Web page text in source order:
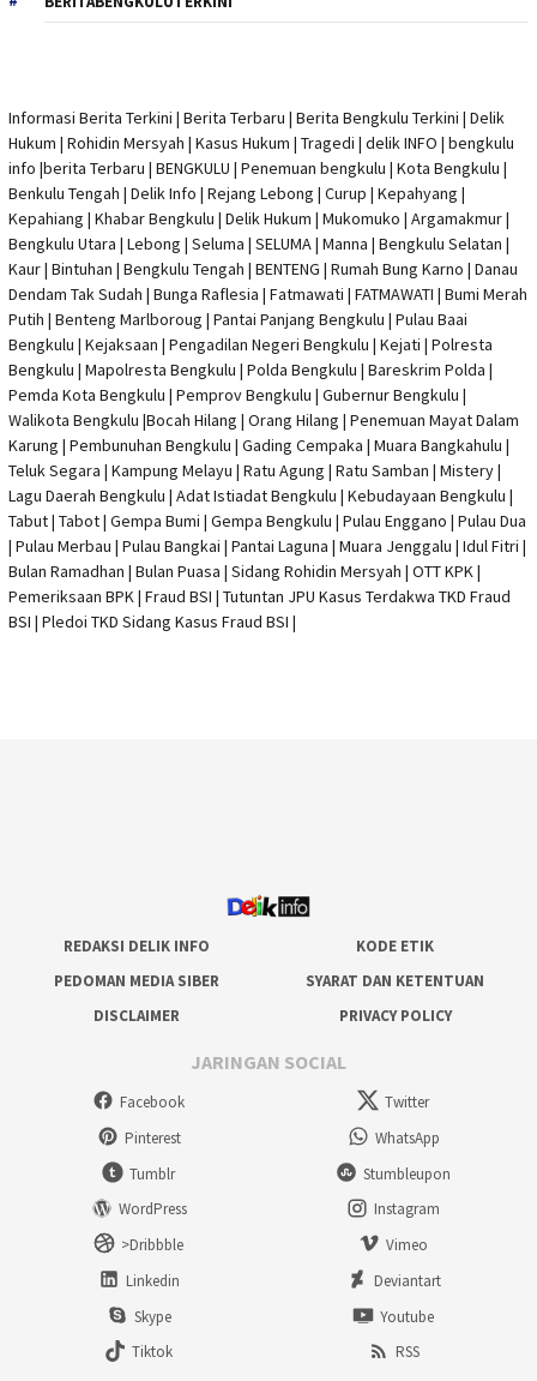
Informasi Berita Terkini | Berita Terbaru | Berita Bengkulu Terkini | Delik
Hukum | Rohidin Mersyah | Kasus Hukum | Tragedi | delik INFO | bengkulu
info |berita Terbaru | BENGKULU | Penemuan bengkulu | Kota Bengkulu |
Benkulu Tengah | Delik Info | Rejang Lebong | Curup | Kepahyang |
Kepahiang | Khabar Bengkulu | Delik Hukum | Mukomuko | Argamakmur |
Bengkulu Utara | Lebong | Seluma | SELUMA | Manna | Bengkulu Selatan |
Kaur | Bintuhan | Bengkulu Tengah | BENTENG | Rumah Bung Karno | Danau
Dendam Tak Sudah | Bunga Raflesia | Fatmawati | FATMAWATI | Bumi Merah
Putih | Benteng Marlboroug | Pantai Panjang Bengkulu | Pulau Baai
Bengkulu | Kejaksaan | Pengadilan Negeri Bengkulu | Kejati | Polresta
Bengkulu | Mapolresta Bengkulu | Polda Bengkulu | Bareskrim Polda |
Pemda Kota Bengkulu | Pemprov Bengkulu | Gubernur Bengkulu |
Walikota Bengkulu |Bocah Hilang | Orang Hilang | Penemuan Mayat Dalam
Karung | Pembunuhan Bengkulu | Gading Cempaka | Muara Bangkahulu |
Teluk Segara | Kampung Melayu | Ratu Agung | Ratu Samban | Mistery |
Lagu Daerah Bengkulu | Adat Istiadat Bengkulu | Kebudayaan Bengkulu |
Tabut | Tabot | Gempa Bumi | Gempa Bengkulu | Pulau Enggano | Pulau Dua
| Pulau Merbau | Pulau Bangkai | Pantai Laguna | Muara Jenggalu | Idul Fitri |
Bulan Ramadhan | Bulan Puasa | Sidang Rohidin Mersyah | OTT KPK|
Pemeriksaan BPK | Fraud BSI | Tutuntan JPU Kasus Terdakwa TKD Fraud
BSI | Pledoi TKD Sidang Kasus Fraud BSI |
REDAKSI DELIK INFO
KODE ETIK
PEDOMAN MEDIA SIBER
SYARAT DAN KETENTUAN
DISCLAIMER
PRIVACY POLICY
JARINGAN SOCIAL
Facebook
Twitter
Pinterest
WhatsApp
Tumblr
Stumbleupon
WordPress
Instagram
>Dribbble
Vimeo
Linkedin
Deviantart
Skype
Youtube
Tiktok
RSS